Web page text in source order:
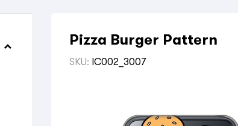
Pizza Burger Pattern
SKU: IC002_3007